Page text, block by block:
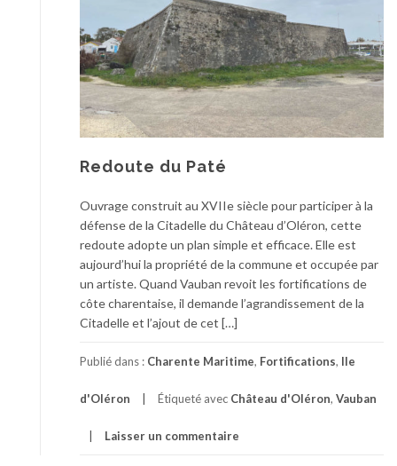
Redoute du Paté
Ouvrage construit au XVIIe siècle pour participer à la
défense de la Citadelle du Château d’Oléron, cette
redoute adopte un plan simple et efficace. Elle est
aujourd’hui la propriété de la commune et occupée par
un artiste. Quand Vauban revoit les fortifications de
côte charentaise, il demande l’agrandissement de la
Citadelle et l’ajout de cet […]
Publié dans : Charente Maritime, Fortifications, Ile
d'Oléron Étiqueté avec Château d'Oléron, Vauban
Laisser un commentaire